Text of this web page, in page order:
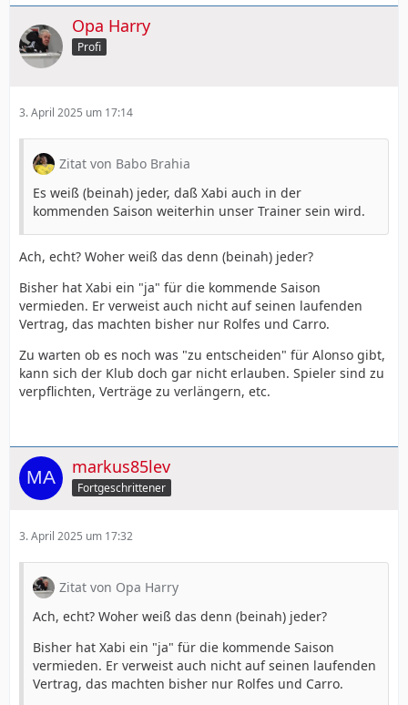
Opa Harry
Profi
3. April 2025 um 17:14
Zitat von Babo Brahia
Es weiß (beinah) jeder, daß Xabi auch in der
kommenden Saison weiterhin unser Trainer sein wird.
Ach, echt? Woher weiß das denn (beinah) jeder?
Bisher hat Xabi ein "ja" für die kommende Saison
vermieden. Er verweist auch nicht auf seinen laufenden
Vertrag, das machten bisher nur Rolfes und Carro.
Zu warten ob es noch was "zu entscheiden" für Alonso gibt,
kann sich der Klub doch gar nicht erlauben. Spieler sind zu
verpflichten, Verträge zu verlängern, etc.
markus85lev
Fortgeschrittener
3. April 2025 um 17:32
Zitat von Opa Harry
Ach, echt? Woher weiß das denn (beinah) jeder?
Bisher hat Xabi ein "ja" für die kommende Saison
vermieden. Er verweist auch nicht auf seinen laufenden
Vertrag, das machten bisher nur Rolfes und Carro.